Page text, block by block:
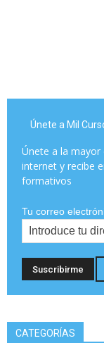
Únete a Mil
Únete a la
internet y recibe
formativos
Tu correo
CATEGORÍAS